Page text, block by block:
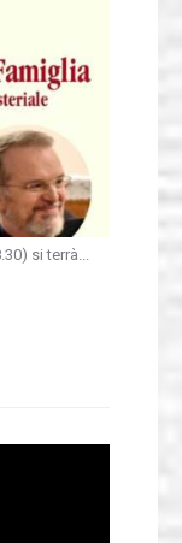
si terrà...